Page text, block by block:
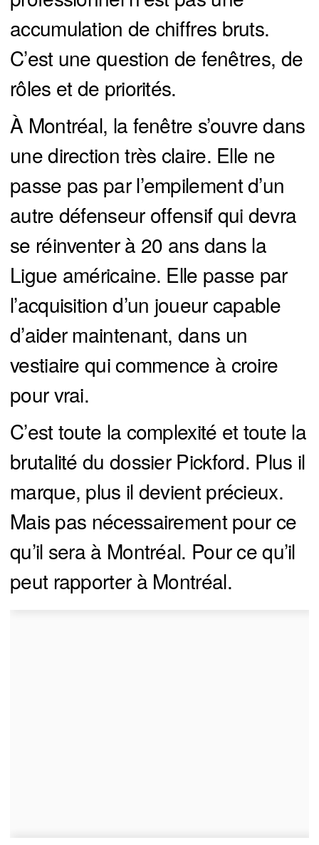
accumulation de chiffres bruts.
C’est une question de fenêtres, de
rôles et de priorités.
À Montréal, la fenêtre s’ouvre dans
une direction très claire. Elle ne
passe pas par l’empilement d’un
autre défenseur offensif qui devra
se réinventer à 20 ans dans la
Ligue américaine. Elle passe par
l’acquisition d’un joueur capable
d’aider maintenant, dans un
vestiaire qui commence à croire
pour vrai.
C’est toute la complexité et toute la
brutalité du dossier Pickford. Plus il
marque, plus il devient précieux.
Mais pas nécessairement pour ce
qu’il sera à Montréal. Pour ce qu’il
peut rapporter à Montréal.